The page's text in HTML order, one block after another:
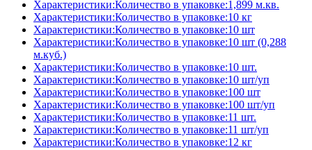
Характеристики:Количество в упаковке:1,899 м.кв.
Характеристики:Количество в упаковке:10 кг
Характеристики:Количество в упаковке:10 шт
Характеристики:Количество в упаковке:10 шт (0,288
м.куб.)
Характеристики:Количество в упаковке:10 шт.
Характеристики:Количество в упаковке:10 шт/уп
Характеристики:Количество в упаковке:100 шт
Характеристики:Количество в упаковке:100 шт/уп
Характеристики:Количество в упаковке:11 шт.
Характеристики:Количество в упаковке:11 шт/уп
Характеристики:Количество в упаковке:12 кг